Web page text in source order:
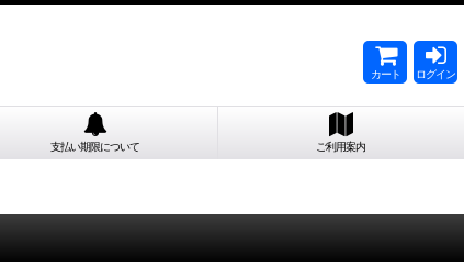
カート ログイン
支払い期限について ご利用案内